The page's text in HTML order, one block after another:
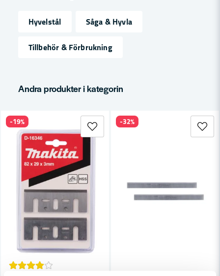
nameNamn
Hyvelstål
Såga & Hyvla
Tillbehör & Förbrukning
Andra produkter i kategorin
-19% -32%